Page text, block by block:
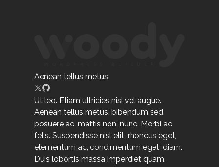
Aenean tellus metus
Ut leo. Etiam ultricies nisi vel augue.
Aenean tellus metus, bibendum sed,
posuere ac, mattis non, nunc. Morbi ac
felis. Suspendisse nisl elit, rhoncus eget,
elementum ac, condimentum eget, diam.
Duis lobortis massa imperdiet quam.